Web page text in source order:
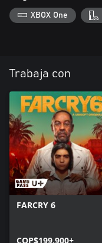
XBOX One
Trabaja con
FARCRY 6
COP$199.900+